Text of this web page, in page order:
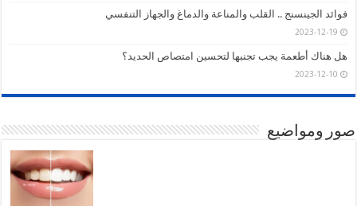
فوائد الجينسنج .. القلب والمناعة والدماغ والجهاز التنفسي
2023-12-19
هل هناك أطعمة يجب تجنبها لتحسين امتصاص الحديد؟
2023-12-10
صور ومواضيع